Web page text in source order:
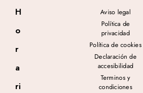
H
o
r
a
ri
Aviso legal
Política de
privacidad
Política de cookies
Declaración de
accesibilidad
Terminos y
condiciones